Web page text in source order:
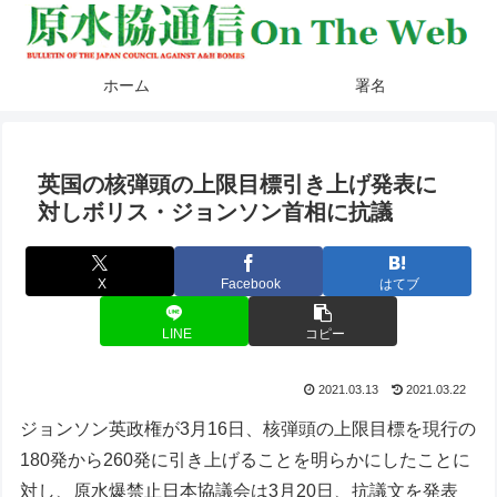
ホーム 署名
英国の核弾頭の上限目標引き上げ発表に
対しボリス・ジョンソン首相に抗議
X Facebook はてブ
LINE コピー
2021.03.13 2021.03.22
ジョンソン英政権が3月16日、核弾頭の上限目標を現行の
180発から260発に引き上げることを明らかにしたことに
対し、原水爆禁止日本協議会は3月20日、抗議文を発表